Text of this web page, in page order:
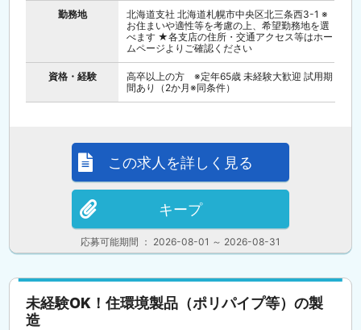
勤務地
北海道支社 北海道札幌市中央区北三条西3-1 ※
お住まいや適性等を考慮の上、希望勤務地を選
べます ★各支店の住所・交通アクセス等はホー
ムページよりご確認ください
資格・経験
高卒以上の方 ※定年65歳 未経験大歓迎 試用期
間あり（2か月※同条件）
応募可能期間 ： 2026-08-01 ～ 2026-08-31
この求人を詳しく見る
キープ
未経験OK！住環境製品（ポリパイプ等）の製
造